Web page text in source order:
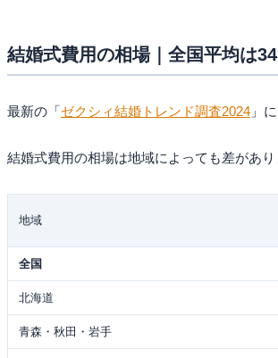
結婚式費用の相場｜全国平均は
最新の「ゼクシィ結婚トレンド調査2024 」
結婚式費用の相場は地域によっても差があり
地域
全国
北海道
青森・秋田・岩手